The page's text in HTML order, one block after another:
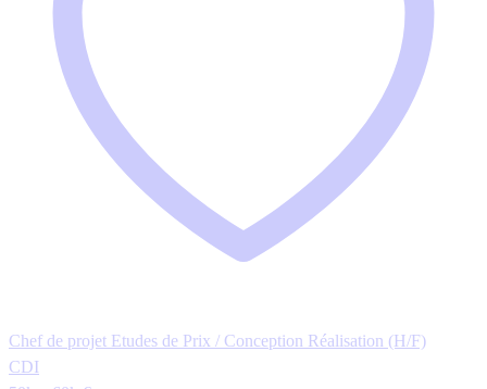
Chef de projet Etudes de Prix / Conception Réalisation (H/F)
CDI